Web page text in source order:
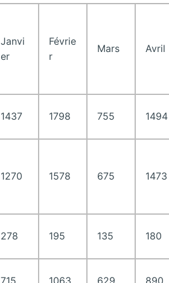
Janvi
er
Févrie
r
Mars Avril
1437 1798 755 1494
1270 1578 675 1473
278 195 135 180